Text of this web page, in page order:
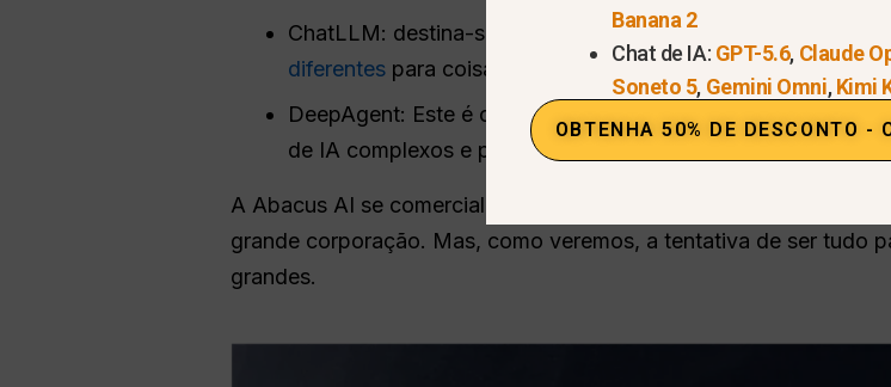
ChatLLM: destina-se a indivíduos e pequenas equipes que
diferentes para coisas como escrever artigos, obter ajuda
DeepAgent: Este é o produto de nível empresarial,
de IA complexos e personalizados e fluxos de trabalho
A Abacus AI se comercializa como um “superassistente de IA”
grande corporação. Mas, como veremos, a tentativa de ser tudo
grandes.
Banana 2
Chat de IA: GPT-5.6, Claude
Soneto 5, Gemini Omni,Kimi
OBTENHA 50% DE DESCONTO -